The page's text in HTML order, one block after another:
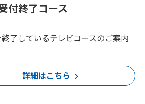
付終了コース
了しているテレビコースのご案内
詳細はこちら